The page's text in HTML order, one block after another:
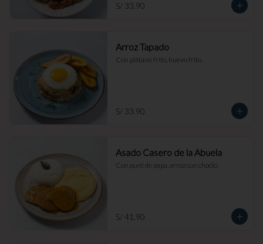
S/ 33.90
Arroz Tapado
Con plátano frito, huevo frito.
S/ 33.90
Asado Casero de la Abuela
Con puré de papa, arroz con choclo.
S/ 41.90